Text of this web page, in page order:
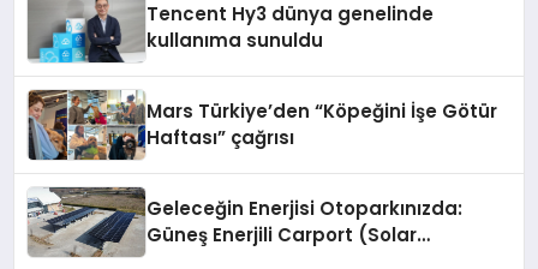
Tencent Hy3 dünya genelinde
kullanıma sunuldu
Mars Türkiye’den “Köpeğini İşe Götür
Haftası” çağrısı
Geleceğin Enerjisi Otoparkınızda:
Güneş Enerjili Carport (Solar